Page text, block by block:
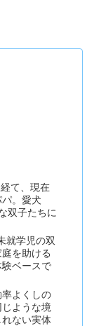
て、現在
。愛犬
双子たちに
就学児の双
を助ける
験ベースで
よくしの
ような境
ない実体